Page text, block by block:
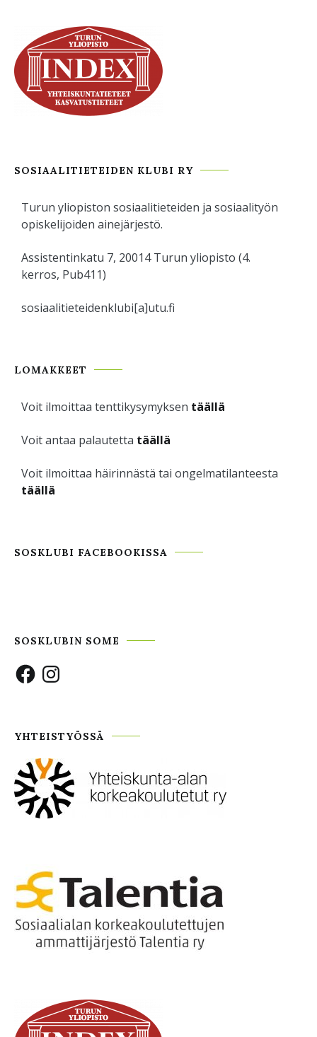
SOSIAALITIETEIDEN KLUBI RY
Turun yliopiston sosiaalitieteiden ja sosiaalityön
opiskelijoiden ainejärjestö.
Assistentinkatu 7, 20014 Turun yliopisto (4.
kerros, Pub411)
sosiaalitieteidenklubi[a]utu.fi
LOMAKKEET
Voit ilmoittaa tenttikysymyksen täällä
Voit antaa palautetta täällä
Voit ilmoittaa häirinnästä tai ongelmatilanteesta
täällä
SOSKLUBI FACEBOOKISSA
SOSKLUBIN SOME
FacebookInstagram
YHTEISTYÖSSÄ